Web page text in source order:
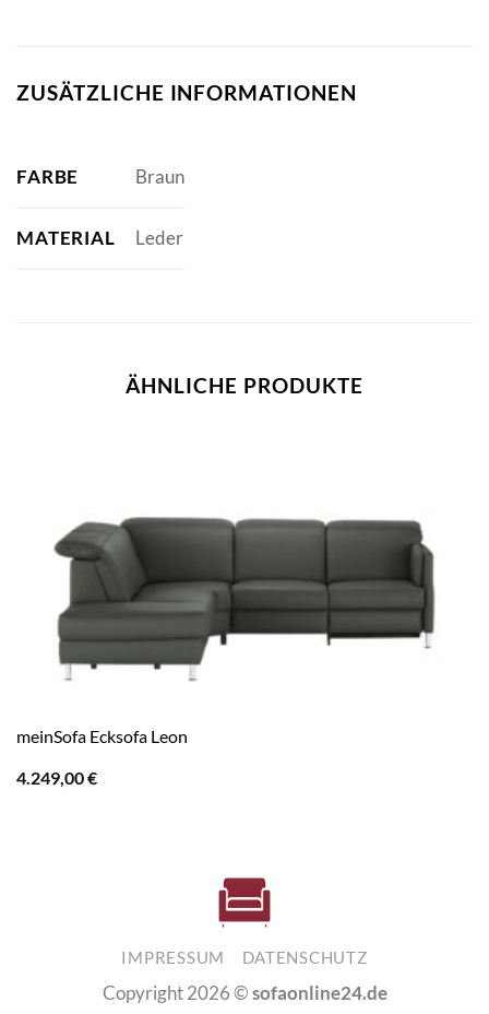
ZUSÄTZLICHE INFORMATIONEN
FARBE Braun
MATERIAL Leder
ÄHNLICHE PRODUKTE
meinSofa Ecksofa Leon
4.249,00€
IMPRESSUM DATENSCHUTZ
Copyright 2026 ©sofaonline24.de